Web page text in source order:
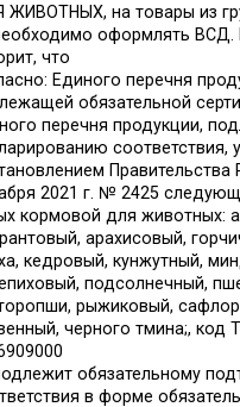
ЖИВОТНЫХ, на товары из
оформлять ВСД.
что
Единого перечня
обязательной
перечня продукции,
соответствия,
Правительства
2021 г. № 2425
кормовой для животных:
арахисовый,
кедровый, кунжутный,
подсолнечный,
рыжиковый,
черного тмина;,
обязательному
в форме